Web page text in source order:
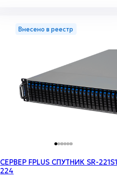
Внесено в реестр
СЕРВЕР FPLUS СПУТНИК SR-
224